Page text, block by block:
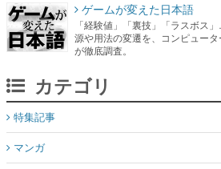
ゲームが変えた日本語
「経験値」「裏技」「ラスボス
源や用法の変遷を、コンピュー
が徹底調査。
カテゴリ
特集記事
マンガ